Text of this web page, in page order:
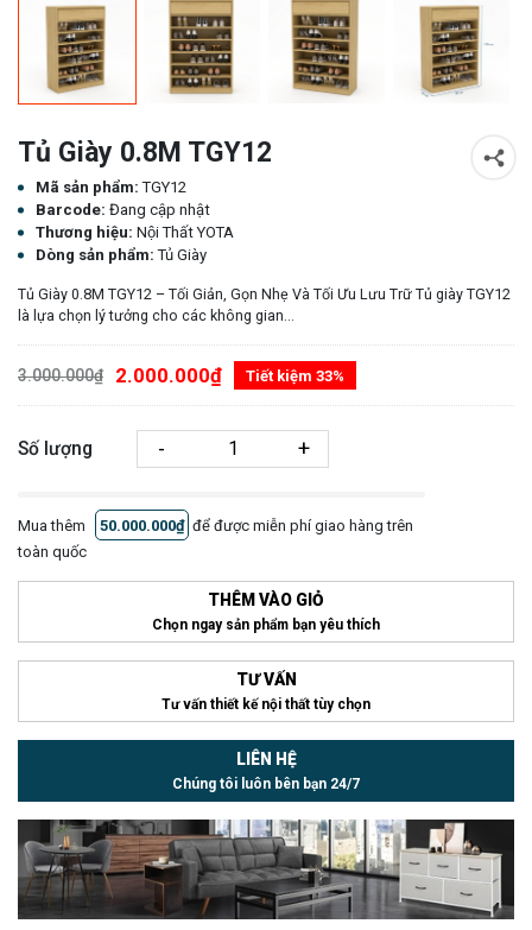
Tủ Giày 0.8M TGY12
Mã sản phẩm:TGY12
Barcode: Đang cập nhật
Thương hiệu: Nội Thất YOTA
Dòng sản phẩm:Tủ Giày
Tủ Giày 0.8M TGY12 – Tối Giản, Gọn Nhẹ Và Tối Ưu Lưu Trữ Tủ giày TGY12
là lựa chọn lý tưởng cho các không gian...
3.000.000₫ 2.000.000₫ Tiết kiệm 33%
Số lượng - +
Mua thêm 50.000.000₫ để được miễn phí giao hàng trên
toàn quốc
THÊM VÀO GIỎ
Chọn ngay sản phẩm bạn yêu thích
TƯ VẤN
Tư vấn thiết kế nội thất tùy chọn
LIÊN HỆ
Chúng tôi luôn bên bạn 24/7